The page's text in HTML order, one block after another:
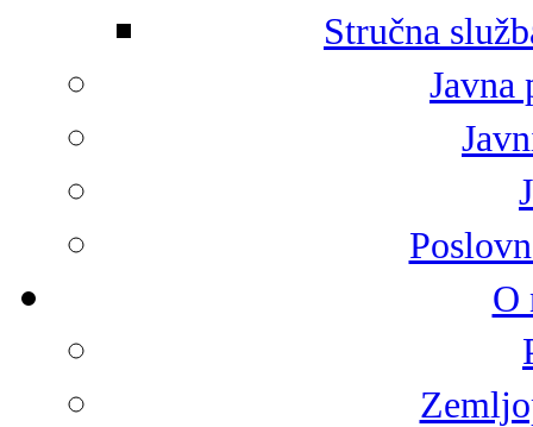
Stručna
Javna
O